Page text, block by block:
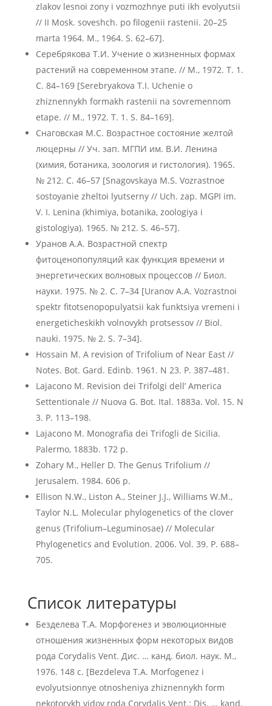
zlakov lesnoi zony i vozmozhnye puti ikh evolyutsii
// II Mosk. soveshch. po filogenii rastenii. 20–25
marta 1964. M., 1964. S. 62–67].
Серебрякова Т.И. Учение о жизненных формах
растений на современном этапе. // М., 1972. Т. 1.
С. 84–169 [Serebryakova T.I. Uchenie o
zhiznennykh formakh rastenii na sovremennom
etape. // M., 1972. T. 1. S. 84–169].
Снаговская М.С. Возрастное состояние желтой
люцерны // Уч. зап. МГПИ им. В.И. Ленина
(химия, ботаника, зоология и гистология). 1965.
№ 212. С. 46–57 [Snagovskaya M.S. Vozrastnoe
sostoyanie zheltoi lyutserny // Uch. zap. MGPI im.
V. I. Lenina (khimiya, botanika, zoologiya i
gistologiya). 1965. № 212. S. 46–57].
Уранов А.А. Возрастной спектр
фитоценопопуляций как функция времени и
энергетических волновых процессов // Биол.
науки. 1975. № 2. С. 7–34 [Uranov A.A. Vozrastnoi
spektr fitotsenopopulyatsii kak funktsiya vremeni i
energeticheskikh volnovykh protsessov // Biol.
nauki. 1975. № 2. S. 7–34].
Hossain M. A revision of Trifolium of Near East //
Notes. Bot. Gard. Edinb. 1961. N 23. P. 387–481.
Lajacono M. Revision dei Trifolgi dell’ America
Settentionale // Nuova G. Bot. Ital. 1883a. Vol. 15. N
3. P. 113–198.
Lajacono M. Monografia dei Trifogli de Sicilia.
Palermo, 1883b. 172 p.
Zohary M., Heller D. The Genus Trifolium //
Jerusalem. 1984. 606 p.
Ellison N.W., Liston A., Steiner J.J., Williams W.M.,
Taylor N.L. Molecular phylogenetics of the clover
genus (Trifolium–Leguminosae) // Molecular
Phylogenetics and Evolution. 2006. Vol. 39. P. 688–
705.
Список литературы
Безделева Т.А. Морфогенез и эволюционные
отношения жизненных форм некоторых видов
рода Corydalis Vent. Дис. … канд. биол. наук. М.,
1976. 148 с. [Bezdeleva T.A. Morfogenez i
evolyutsionnye otnosheniya zhiznennykh form
nekotorykh vidov roda Corydalis Vent.: Dis. … kand.